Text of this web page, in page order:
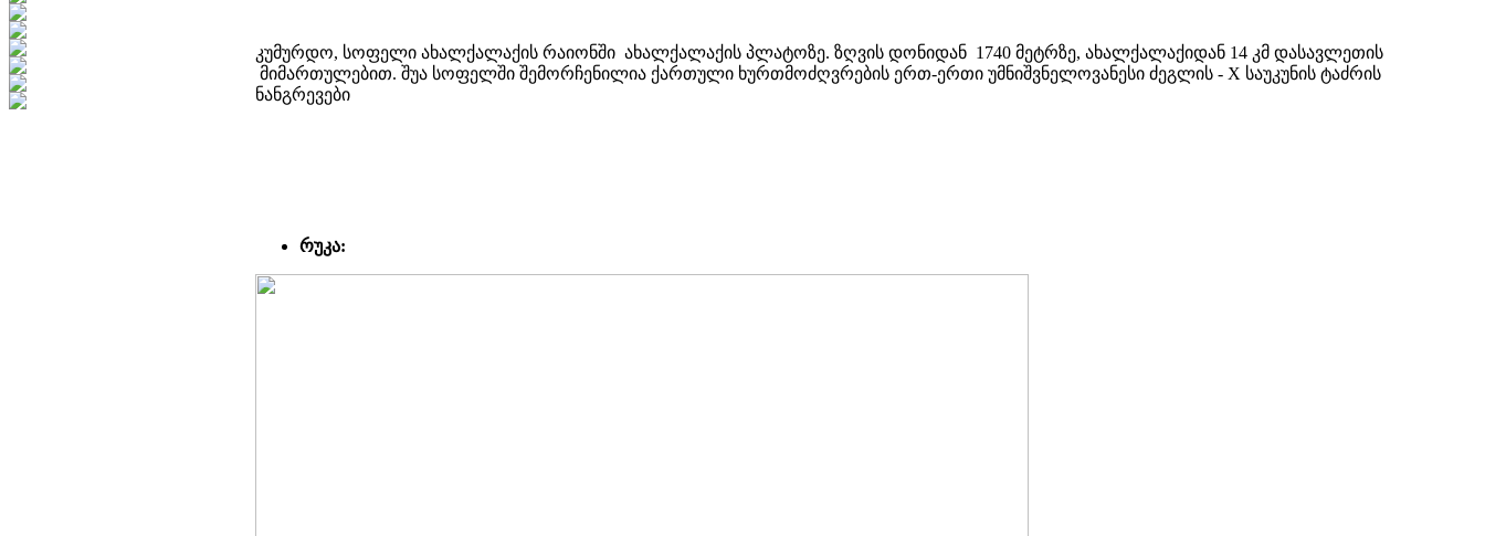
კუმურდო, სოფელი ახალქალაქის რაიონში ახალქალაქის პლატოზე. ზღვის დონიდან 1740 მეტრზე, ახალქალაქიდან 14 კმ დასავლეთის
მიმართულებით. შუა სოფელში შემორჩენილია ქართული ხურთმოძღვრების ერთ-ერთი უმნიშვნელოვანესი ძეგლის - X საუკუნის ტაძრის
ნანგრევები
რუკა: